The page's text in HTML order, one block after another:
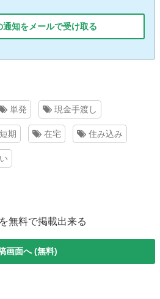
知をメールで受け取る
単発 現金手渡し
短期 在宅 住み込み
無料で掲載出来る
画面へ (無料)